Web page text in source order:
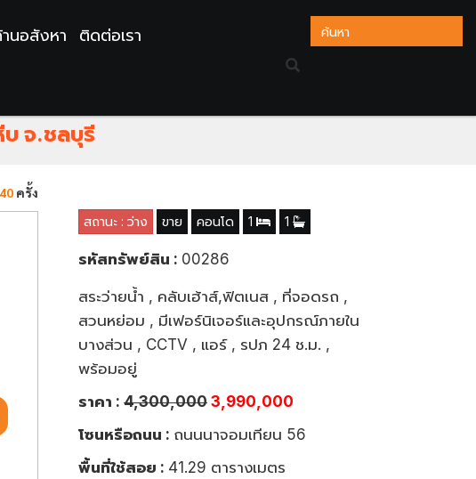
นอสังหา ติดต่อเรา
ตรม. BUILT-IN ทั้งห้อง สวยมาก ขาย
จ.ชลบุรี
ครั้ง
สถานะ : ว่าง ขาย คอนโด 1 1
รหัสทรัพย์สิน : 00286
สระว่ายน้ำ , คลับเฮ้าส์,ฟิตเนส , ที่จอดรถ ,
สวนหย่อม , มีเฟอร์นิเจอร์และอุปกรณ์ภายใน
บางส่วน , CCTV , แอร์ , รปภ 24 ช.ม. ,
พร้อมอยู่
ราคา : 4,300,000 3,990,000
โซนหรือถนน : ถนนนาจอมเทียน 56
พื้นที่ใช้สอย : 41.29 ตารางเมตร